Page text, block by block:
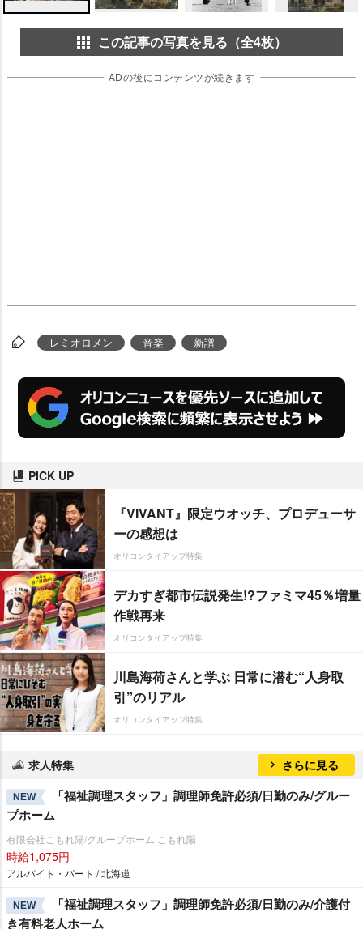
この記事の写真を見る（全4枚）
ADの後にコンテンツが続きます
レミオロメン 音楽 新譜
PICK UP
『VIVANT』限定ウオッチ、プロデューサ
ーの感想は
オリコンタイアップ特集
デカすぎ都市伝説発生!?ファミマ45％増量
作戦再来
オリコンタイアップ特集
川島海荷さんと学ぶ 日常に潜む“人身取
引”のリアル
オリコンタイアップ特集
求人特集 さらに見る
NEW
「福祉調理スタッフ」調理師免許必須/日勤のみ/グルー
プホーム
有限会社こもれ陽/グループホーム こもれ陽
時給1,075円
アルバイト・パート / 北海道
NEW
「福祉調理スタッフ」調理師免許必須/日勤のみ/介護付
き有料老人ホーム